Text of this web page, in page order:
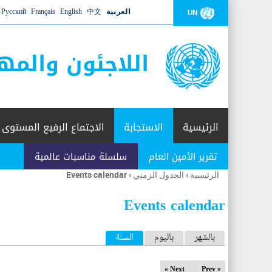
UN العربية 中文
English
Français
Русский
اللاجئون
الرئيسية الاستجابة
تقرير الأمين العام سلسلة مناسبات عالمية
الاجتماع الرفيع المستوى
أنت
هنا
الرئيسية › الجدول الزمني ›
Events calendar
Events calendar
ا
ل
بالشهر باليوم السنة (علامة التبويب النشطة)